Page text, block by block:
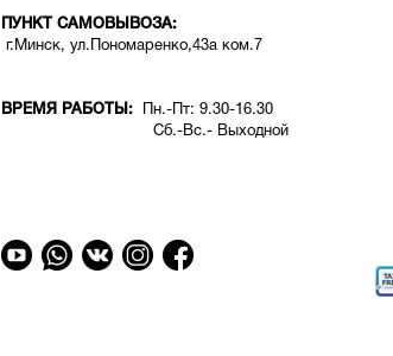
ПУНКТ САМОВЫВОЗА:
г.Минск, ул.Пономаренко,43а ком.7
ВРЕМЯ РАБОТЫ: Пн.-Пт: 9.30-16.30
Сб.-Вс.- Выходной